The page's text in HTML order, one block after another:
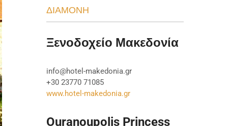
ΔΙΑΜΟΝΗ
Ξενοδοχείο Μακεδονία
info@hotel-makedonia.gr
+30 23770 71085
www.hotel-makedonia.gr
Ouranoupolis Princess